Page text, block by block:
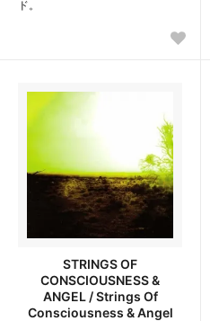
ド。
STRINGS OF
CONSCIOUSNESS &
ANGEL / Strings Of
Consciousness & Angel